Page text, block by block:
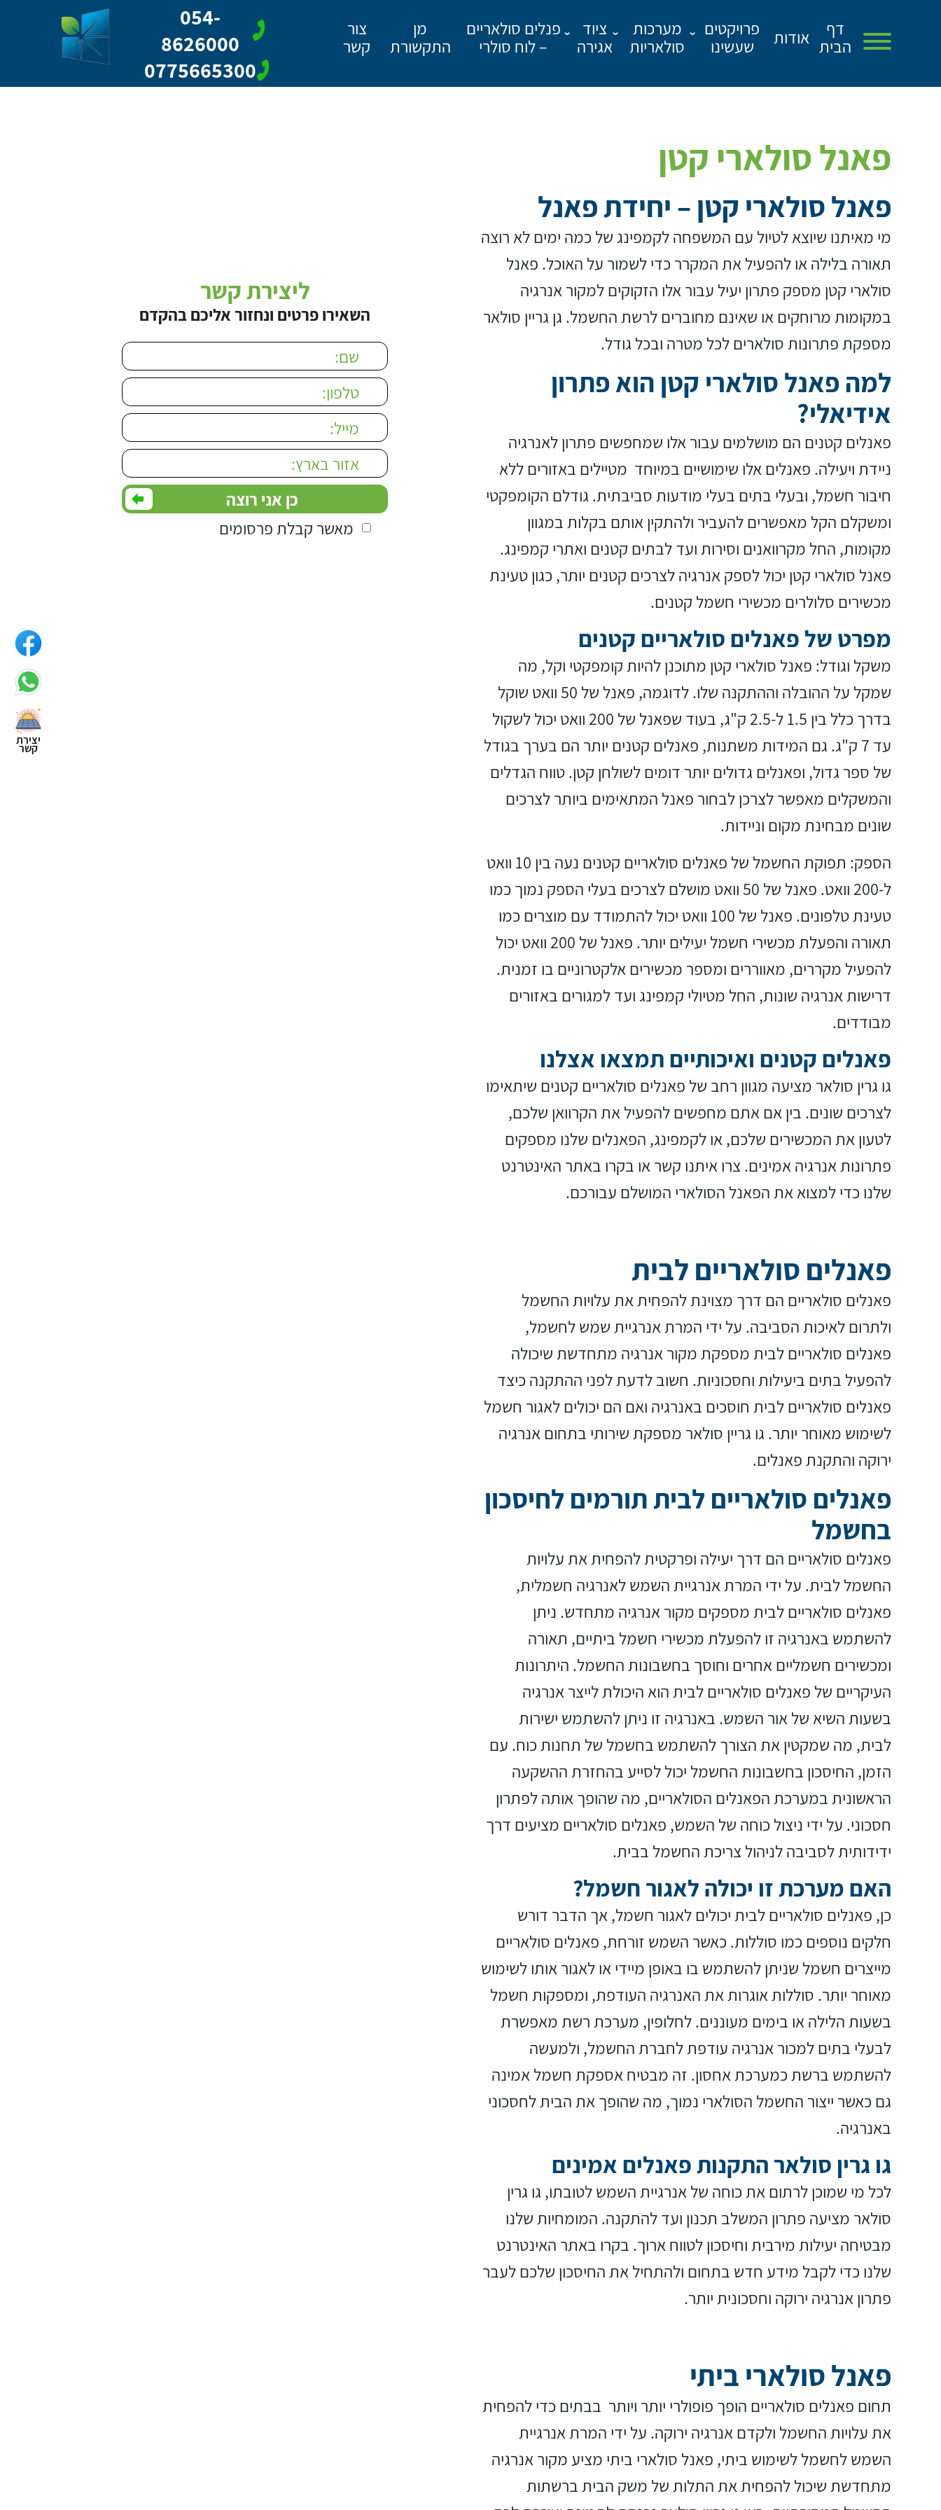
דף
הבית אודות
פרויקטים
שעשינו
מערכות
סולאריות
ציוד
אגירה
פנלים סולאריים
– לוח סולרי
מן
התקשורת
צור
קשר
054-
8626000
0775665300
אודות
פרויקטים שעשינו
שירותים
מן התקשורת
מאמרים
צור קשר
יצירת
קשר
מאשר קבלת פרסומים
פאנל סולארי קטן
פאנל סולארי קטן – יחידת פאנל
מי מאיתנו שיוצא לטיול עם המשפחה לקמפינג של כמה ימים לא רוצה
תאורה בלילה או להפעיל את המקרר כדי לשמור על האוכל. פאנל
סולארי קטן מספק פתרון יעיל עבור אלו הזקוקים למקור אנרגיה
במקומות מרוחקים או שאינם מחוברים לרשת החשמל. גן גריין סולאר
מספקת פתרונות סולארים לכל מטרה ובכל גודל.
למה פאנל סולארי קטן הוא פתרון
אידיאלי?
פאנלים קטנים הם מושלמים עבור אלו שמחפשים פתרון לאנרגיה
ניידת ויעילה. פאנלים אלו שימושיים במיוחד מטיילים באזורים ללא
חיבור חשמל, ובעלי בתים בעלי מודעות סביבתית. גודלם הקומפקטי
ומשקלם הקל מאפשרים להעביר ולהתקין אותם בקלות במגוון
מקומות, החל מקרוואנים וסירות ועד לבתים קטנים ואתרי קמפינג.
פאנל סולארי קטן יכול לספק אנרגיה לצרכים קטנים יותר, כגון טעינת
מכשירים סלולרים מכשירי חשמל קטנים.
מפרט של פאנלים סולאריים קטנים
משקל וגודל: פאנל סולארי קטן מתוכנן להיות קומפקטי וקל, מה
שמקל על ההובלה וההתקנה שלו. לדוגמה, פאנל של 50 וואט שוקל
בדרך כלל בין 1.5 ל-2.5 ק"ג, בעוד שפאנל של 200 וואט יכול לשקול
עד 7 ק"ג. גם המידות משתנות, פאנלים קטנים יותר הם בערך בגודל
של ספר גדול, ופאנלים גדולים יותר דומים לשולחן קטן. טווח הגדלים
והמשקלים מאפשר לצרכן לבחור פאנל המתאימים ביותר לצרכים
שונים מבחינת מקום וניידות.
הספק: תפוקת החשמל של פאנלים סולאריים קטנים נעה בין 10 וואט
ל-200 וואט. פאנל של 50 וואט מושלם לצרכים בעלי הספק נמוך כמו
טעינת טלפונים. פאנל של 100 וואט יכול להתמודד עם מוצרים כמו
תאורה והפעלת מכשירי חשמל יעילים יותר. פאנל של 200 וואט יכול
להפעיל מקררים, מאווררים ומספר מכשירים אלקטרוניים בו זמנית.
דרישות אנרגיה שונות, החל מטיולי קמפינג ועד למגורים באזורים
מבודדים.
פאנלים קטנים ואיכותיים תמצאו אצלנו
גו גרין סולאר מציעה מגוון רחב של פאנלים סולאריים קטנים שיתאימו
לצרכים שונים. בין אם אתם מחפשים להפעיל את הקרוואן שלכם,
לטעון את המכשירים שלכם, או לקמפינג, הפאנלים שלנו מספקים
פתרונות אנרגיה אמינים. צרו איתנו קשר או בקרו באתר האינטרנט
שלנו כדי למצוא את הפאנל הסולארי המושלם עבורכם.
פאנלים סולאריים לבית
פאנלים סולאריים הם דרך מצוינת להפחית את עלויות החשמל
ולתרום לאיכות הסביבה. על ידי המרת אנרגיית שמש לחשמל,
פאנלים סולאריים לבית מספקת מקור אנרגיה מתחדשת שיכולה
להפעיל בתים ביעילות וחסכוניות. חשוב לדעת לפני ההתקנה כיצד
פאנלים סולאריים לבית חוסכים באנרגיה ואם הם יכולים לאגור חשמל
לשימוש מאוחר יותר. גו גריין סולאר מספקת שירותי בתחום אנרגיה
ירוקה והתקנת פאנלים.
פאנלים סולאריים לבית תורמים לחיסכון
בחשמל
פאנלים סולאריים הם דרך יעילה ופרקטית להפחית את עלויות
החשמל לבית. על ידי המרת אנרגיית השמש לאנרגיה חשמלית,
פאנלים סולאריים לבית מספקים מקור אנרגיה מתחדש. ניתן
להשתמש באנרגיה זו להפעלת מכשירי חשמל ביתיים, תאורה
ומכשירים חשמליים אחרים וחוסך בחשבונות החשמל. היתרונות
העיקריים של פאנלים סולאריים לבית הוא היכולת לייצר אנרגיה
בשעות השיא של אור השמש. באנרגיה זו ניתן להשתמש ישירות
לבית, מה שמקטין את הצורך להשתמש בחשמל של תחנות כוח. עם
הזמן, החיסכון בחשבונות החשמל יכול לסייע בהחזרת ההשקעה
הראשונית במערכת הפאנלים הסולאריים, מה שהופך אותה לפתרון
חסכוני. על ידי ניצול כוחה של השמש, פאנלים סולאריים מציעים דרך
ידידותית לסביבה לניהול צריכת החשמל בבית.
האם מערכת זו יכולה לאגור חשמל?
כן, פאנלים סולאריים לבית יכולים לאגור חשמל, אך הדבר דורש
חלקים נוספים כמו סוללות. כאשר השמש זורחת, פאנלים סולאריים
מייצרים חשמל שניתן להשתמש בו באופן מיידי או לאגור אותו לשימוש
מאוחר יותר. סוללות אוגרות את האנרגיה העודפת, ומספקות חשמל
בשעות הלילה או בימים מעוננים. לחלופין, מערכת רשת מאפשרת
לבעלי בתים למכור אנרגיה עודפת לחברת החשמל, ולמעשה
להשתמש ברשת כמערכת אחסון. זה מבטיח אספקת חשמל אמינה
גם כאשר ייצור החשמל הסולארי נמוך, מה שהופך את הבית לחסכוני
באנרגיה.
גו גרין סולאר התקנות פאנלים אמינים
לכל מי שמוכן לרתום את כוחה של אנרגיית השמש לטובתו, גו גרין
סולאר מציעה פתרון המשלב תכנון ועד להתקנה. המומחיות שלנו
מבטיחה יעילות מירבית וחיסכון לטווח ארוך. בקרו באתר האינטרנט
שלנו כדי לקבל מידע חדש בתחום ולהתחיל את החיסכון שלכם לעבר
פתרון אנרגיה ירוקה וחסכונית יותר.
פאנל סולארי ביתי
תחום פאנלים סולאריים הופך פופולרי יותר ויותר בבתים כדי להפחית
את עלויות החשמל ולקדם אנרגיה ירוקה. על ידי המרת אנרגיית
השמש לחשמל לשימוש ביתי, פאנל סולארי ביתי מציע מקור אנרגיה
מתחדשת שיכול להפחית את התלות של משק הבית ברשתות
ליצירת קשר
השאירו פרטים ונחזור אליכם בהקדם
Please leave this field empty.
מאשר קבלת פרסומים